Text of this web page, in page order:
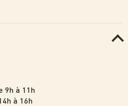
9h à 11h
à 16h